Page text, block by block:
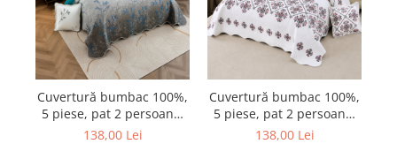
Cuvertură bumbac 100%,
5 piese, pat 2 persoane,
230x250 cm, CB427
138,00 Lei
Cuvertură bumbac 100%,
5 piese, pat 2 persoane,
230x250 cm, CB411
138,00 Lei